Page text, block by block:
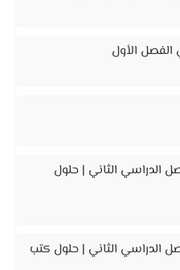
الأول
الدراسي الثاني | حلول
الدراسي الثاني | حلول كتب